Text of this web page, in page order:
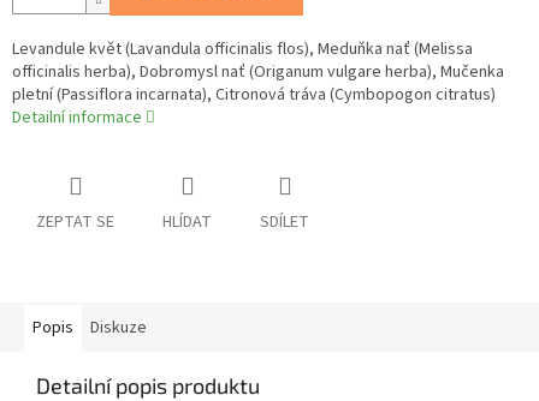
Levandule květ (Lavandula officinalis flos), Meduňka nať (Melissa
officinalis herba), Dobromysl nať (Origanum vulgare herba), Mučenka
pletní (Passiflora incarnata), Citronová tráva (Cymbopogon citratus)
Detailní informace
ZEPTAT SE HLÍDAT SDÍLET
Popis Diskuze
Detailní popis produktu